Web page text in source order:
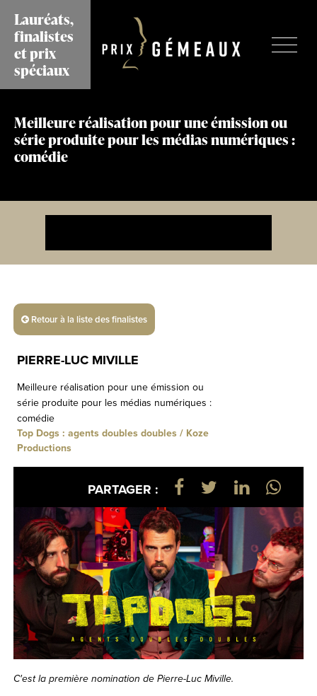
contenu
principal
Lauréats,
finalistes
et prix
spéciaux
Meilleure réalisation pour une émission ou
série produite pour les médias numériques :
comédie
Retour à la liste des finalistes
PIERRE-LUC MIVILLE
Meilleure réalisation pour une émission ou
série produite pour les médias numériques :
comédie
Top Dogs : agents doubles doubles / Koze
Productions
PARTAGER :
C'est la première nomination de Pierre-Luc Miville.